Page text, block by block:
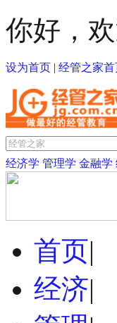
你好，
设为首页 | 经管之家首
经济学 管理学 金融学
首页|
经济|